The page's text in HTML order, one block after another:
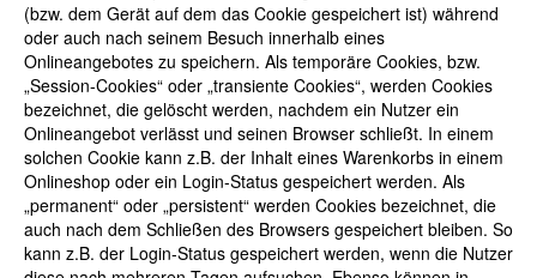
(bzw. dem Gerät auf dem das Cookie gespeichert ist) während
oder auch nach seinem Besuch innerhalb eines
Onlineangebotes zu speichern. Als temporäre Cookies, bzw.
„Session-Cookies“ oder „transiente Cookies“, werden Cookies
bezeichnet, die gelöscht werden, nachdem ein Nutzer ein
Onlineangebot verlässt und seinen Browser schließt. In einem
solchen Cookie kann z.B. der Inhalt eines Warenkorbs in einem
Onlineshop oder ein Login-Status gespeichert werden. Als
„permanent“ oder „persistent“ werden Cookies bezeichnet, die
auch nach dem Schließen des Browsers gespeichert bleiben. So
kann z.B. der Login-Status gespeichert werden, wenn die Nutzer